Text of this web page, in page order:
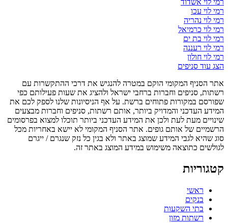
רמי לוי עכו
רמי לוי נהריה
רמי לוי כרמיאל
רמי לוי בת ים
רמי לוי רעננה
רמי לוי חולון
הצג עוד סניפים
אתר הסניף המקומי הוקם במטרה להנגיש את דרכי ההתקשרות עם
רשתות, סניפים וחברות ברחבי ישראל ולהציג את שעות פעילותם כפי
שפורסם במקורות פתוחים ברשת. על אף הניסיונות שלנו לספק לכם את
המידע העדכני והמדויק ביותר, אותם רשתות, סניפים וחברות מבצעים
שינויים מעת לעת ולכן את המידע העדכני ביותר תוכלו למצוא בפרסומים
הרשמיים של אותם גופים. אתר הסניף המקומי לא יישא באחריות מכל
סוג שהיא לגבי המידע שמוצג באתר ולא בגין כל נזק שנגרם / ייגרם
לגולשים כתוצאה משימוש במידע המוצג באתר זה.
קטגוריות
ראשי
בנקים
בתי השקעות
רשתות מזון